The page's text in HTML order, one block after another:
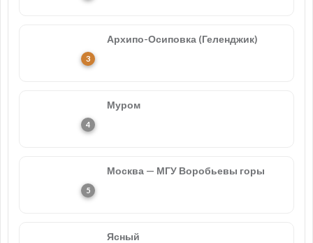
Архипо-Осиповка (Геленджик)
Муром
Москва — МГУ Воробьевы горы
Ясный